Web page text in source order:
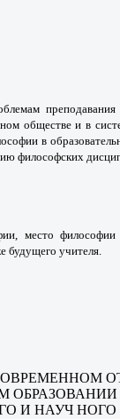
обществе и в
в
философских
место
будущего учителя.
И НАУЧ